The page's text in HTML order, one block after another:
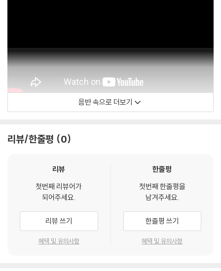
음반 속으로 더보기
리뷰/한줄평 0
리뷰
첫번째 리뷰어가
되어주세요.
리뷰 쓰기
혜택 및 유의사항
한줄평
첫번째 한줄평을
남겨주세요.
한줄평 쓰기
혜택 및 유의사항